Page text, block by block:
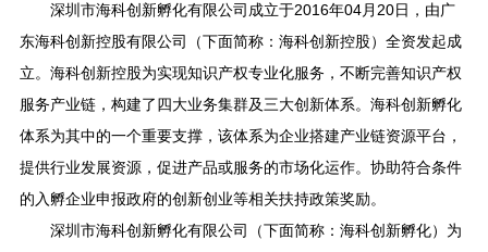
深圳市海科创新孵化有限公司成立于2016年04月20日，由广
东海科创新控股有限公司（下面简称：海科创新控股）全资发起成
立。海科创新控股为实现知识产权专业化服务，不断完善知识产权
服务产业链，构建了四大业务集群及三大创新体系。海科创新孵化
体系为其中的一个重要支撑，该体系为企业搭建产业链资源平台，
提供行业发展资源，促进产品或服务的市场化运作。协助符合条件
的入孵企业申报政府的创新创业等相关扶持政策奖励。
深圳市海科创新孵化有限公司（下面简称：海科创新孵化）为